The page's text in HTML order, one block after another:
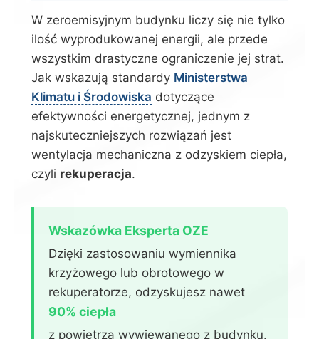
W zeroemisyjnym budynku liczy się nie tylko
ilość wyprodukowanej energii, ale przede
wszystkim drastyczne ograniczenie jej strat.
Jak wskazują standardy Ministerstwa
Klimatu i Środowiska dotyczące
efektywności energetycznej, jednym z
najskuteczniejszych rozwiązań jest
wentylacja mechaniczna z odzyskiem ciepła,
czyli rekuperacja.
Wskazówka Eksperta OZE
Dzięki zastosowaniu wymiennika
krzyżowego lub obrotowego w
rekuperatorze, odzyskujesz nawet
90% ciepła
z powietrza wywiewanego z budynku.